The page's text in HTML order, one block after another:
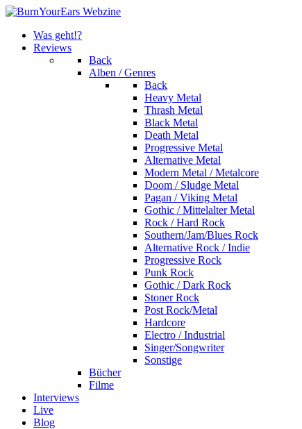
Was geht!?
Reviews
Back
Alben / Genres
Back
Heavy Metal
Thrash Metal
Black Metal
Death Metal
Progressive Metal
Alternative Metal
Modern Metal / Metalcore
Doom / Sludge Metal
Pagan / Viking Metal
Gothic / Mittelalter Metal
Rock / Hard Rock
Southern/Jam/Blues Rock
Alternative Rock / Indie
Progressive Rock
Punk Rock
Gothic / Dark Rock
Stoner Rock
Post Rock/Metal
Hardcore
Electro / Industrial
Singer/Songwriter
Sonstige
Bücher
Filme
Interviews
Live
Blog